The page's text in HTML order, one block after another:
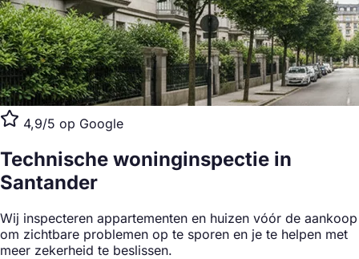
4,9/5 op Google
Technische woninginspectie in
Santander
Wij inspecteren appartementen en huizen vóór de aankoop
om zichtbare problemen op te sporen en je te helpen met
meer zekerheid te beslissen.